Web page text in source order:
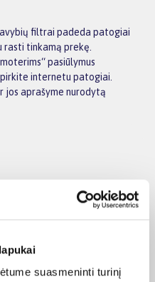
suasmeninti turinį
filtrai padeda patogiai
tinkamą prekę.
pasiūlymus
pirkite internetu patogiai.
jos aprašyme nurodytą
apie prekes
juos daug metų. Ačiū